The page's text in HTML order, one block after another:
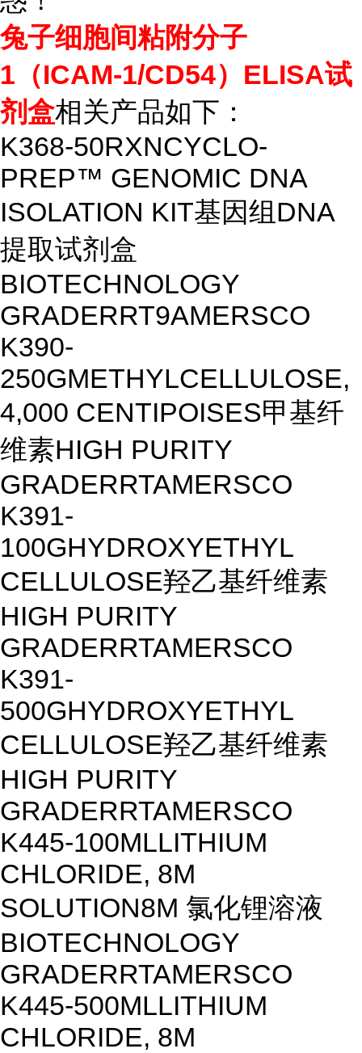
兔子细胞间粘附分子
1（ICAM-1/CD54）ELISA试
剂盒相关产品如下：
K368-50RXNCYCLO-
PREP™ GENOMIC DNA
ISOLATION KIT基因组DNA
提取试剂盒
BIOTECHNOLOGY
GRADERRT9AMERSCO
K390-
250GMETHYLCELLULOSE,
4,000 CENTIPOISES甲基纤
维素HIGH PURITY
GRADERRTAMERSCO
K391-
100GHYDROXYETHYL
CELLULOSE羟乙基纤维素
HIGH PURITY
GRADERRTAMERSCO
K391-
500GHYDROXYETHYL
CELLULOSE羟乙基纤维素
HIGH PURITY
GRADERRTAMERSCO
K445-100MLLITHIUM
CHLORIDE, 8M
SOLUTION8M 氯化锂溶液
BIOTECHNOLOGY
GRADERRTAMERSCO
K445-500MLLITHIUM
CHLORIDE, 8M